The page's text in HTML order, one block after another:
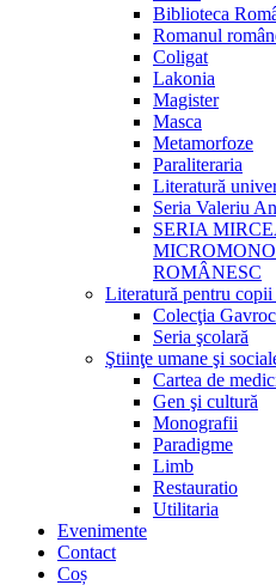
Biblioteca
Romanul
Coligat
Lakonia
Magister
Masca
Metamorfoze
Paraliteraria
Literatură
Seria Valeriu
SERIA
ROMÂNESC
Literatură pentru copii
Colecţia
Seria şcolară
Ştiinţe umane şi
Cartea de
Gen şi cultură
Monografii
Paradigme
Limb
Restauratio
Utilitaria
Evenimente
Contact
Coș